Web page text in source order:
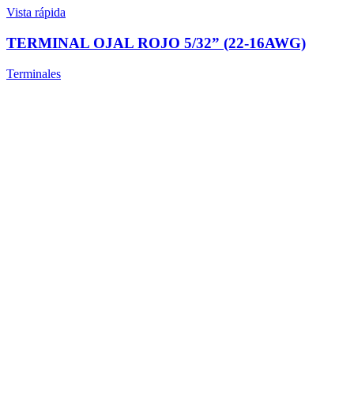
Vista rápida
TERMINAL OJAL ROJO 5/32” (22-16AWG)
Terminales